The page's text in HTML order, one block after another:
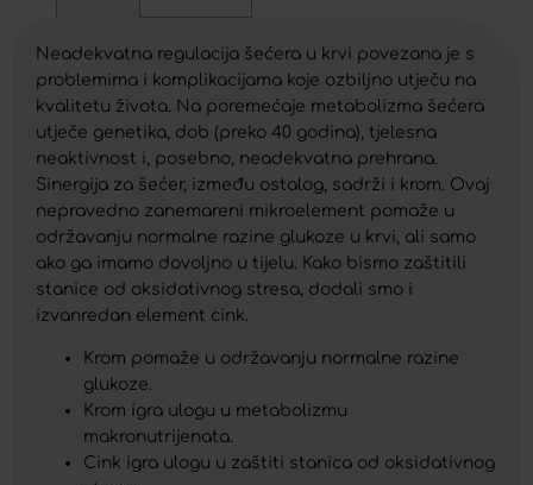
Neadekvatna regulacija šećera u krvi povezana je s
problemima i komplikacijama koje ozbiljno utječu na
kvalitetu života. Na poremećaje metabolizma šećera
utječe genetika, dob (preko 40 godina), tjelesna
neaktivnost i, posebno, neadekvatna prehrana.
Sinergija za šećer, između ostalog, sadrži i krom. Ovaj
nepravedno zanemareni mikroelement pomaže u
održavanju normalne razine glukoze u krvi, ali samo
ako ga imamo dovoljno u tijelu. Kako bismo zaštitili
stanice od oksidativnog stresa, dodali smo i
izvanredan element cink.
Krom pomaže u održavanju normalne razine
glukoze.
Krom igra ulogu u metabolizmu
makronutrijenata.
Cink igra ulogu u zaštiti stanica od oksidativnog